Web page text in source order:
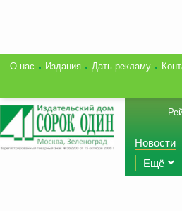
О нас Издания Дать рекламу
Новости
Ещё